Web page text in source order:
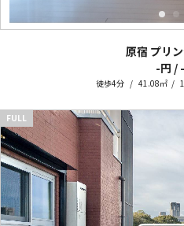
原宿 プリ
-円 /
徒歩4分 41.08㎡
FULL